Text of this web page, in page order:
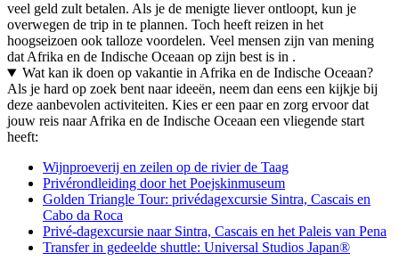
veel geld zult betalen. Als je de menigte liever ontloopt, kun je
overwegen de trip in te plannen. Toch heeft reizen in het
hoogseizoen ook talloze voordelen. Veel mensen zijn van mening
dat Afrika en de Indische Oceaan op zijn best is in .
Wat kan ik doen op vakantie in Afrika en de Indische Oceaan?
Als je hard op zoek bent naar ideeën, neem dan eens een kijkje bij
deze aanbevolen activiteiten. Kies er een paar en zorg ervoor dat
jouw reis naar Afrika en de Indische Oceaan een vliegende start
heeft:
Wijnproeverij en zeilen op de rivier de Taag
Privérondleiding door het Poejskinmuseum
Golden Triangle Tour: privédagexcursie Sintra, Cascais en
Cabo da Roca
Privé-dagexcursie naar Sintra, Cascais en het Paleis van Pena
Transfer in gedeelde shuttle: Universal Studios Japan®